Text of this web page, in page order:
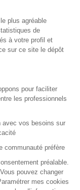
plus agréable
de
à votre profil et
sur ce site le dépôt
pour faciliter
les professionnels
avec vos besoins sur
communauté préfère
préalable.
pouvez changer
mes cookies